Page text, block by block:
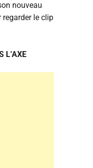
nouveau
regarder le clip
L’AXE